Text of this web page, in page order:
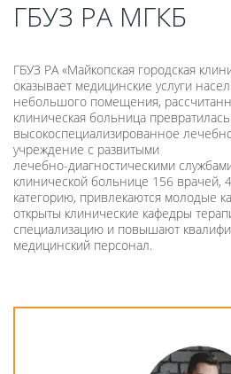
ГБУЗ РА МГКБ
ГБУЗ РА «Майкопская городская
оказывает медицинские услуги
небольшого помещения,
клиническая больница
высокоспециализированное
учреждение с развитыми
лечебно-диагностическими
клинической больнице 156
категорию, привлекаются молодые
открыты клинические кафедры
специализацию и повышают
медицинский персонал.